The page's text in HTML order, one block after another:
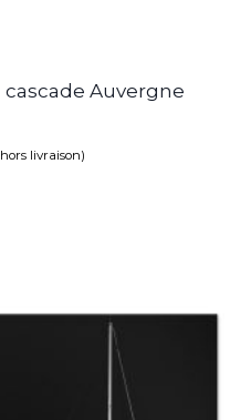
Auvergne
livraison)